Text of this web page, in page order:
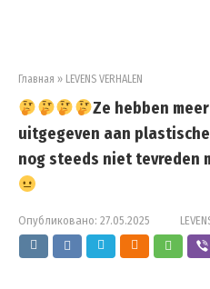
Главная » LEVENS VERHALEN
Ze hebben
uitgegeven aan
nog steeds niet tevreden
Опубликовано: 27.05.2025